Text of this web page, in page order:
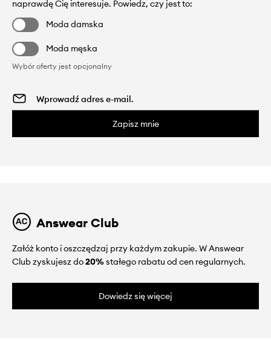
naprawdę Cię interesuje. Powiedz, czy jest to:
Moda damska
Moda męska
Wybór oferty jest opcjonalny
Zapisz mnie
Answear Club
Załóż konto i oszczędzaj przy każdym zakupie. W Answear
Club zyskujesz do20%stałego rabatu od cen regularnych.
Dowiedz się więcej